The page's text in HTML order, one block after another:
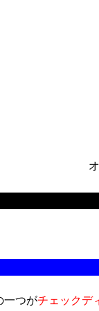
一つがチェックデ